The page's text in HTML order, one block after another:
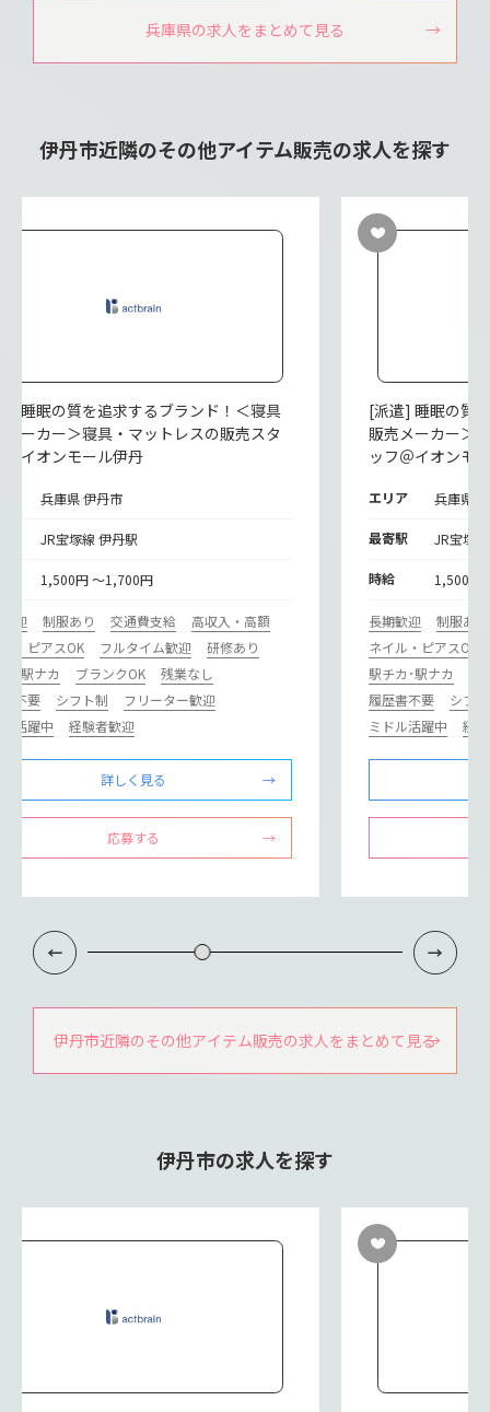
兵庫県の求人をまとめて見る
伊丹市近隣のその他アイテム販売の求人を探す
] 睡眠の質を追求するブランド！＜寝具
メーカー＞寝具・マットレスの販売スタ
＠イオンモール伊丹
兵庫県 伊丹市
JR宝塚線 伊丹駅
1,500円 ～1,700円
迎 制服あり 交通費支給
高収入・高額
・ピアスOK
フルタイム歓迎
研修あり
･駅ナカ
ブランクOK
残業なし
不要
シフト制
フリーター歓迎
活躍中
経験者歓迎
詳しく見る
応募する
[派遣] 睡眠の質
販売メーカー＞
ッフ＠イオンモ
エリア 兵庫県
最寄駅 JR宝塚
時給 1,500円
長期歓迎
制服あり
ネイル・ピアスOK
駅チカ･駅ナカ
履歴書不要
シフ
ミドル活躍中
経
伊丹市近隣のその他アイテム販売の求人をまとめて見る
伊丹市の求人を探す